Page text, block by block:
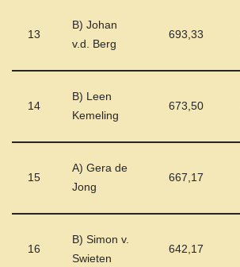
13
B) Johan
v.d. Berg
693,33
14
B) Leen
Kemeling
673,50
15
A) Gera de
Jong
667,17
16
B) Simon v.
Swieten
642,17